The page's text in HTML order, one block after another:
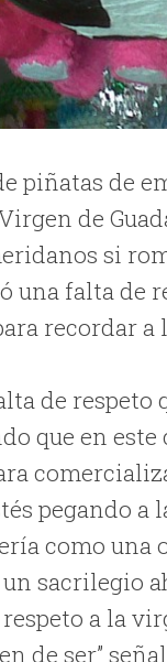
piñatas de
de
si
una falta de
recordar a
de
que en
pegando
como
sacrilegio
a la
de ser”